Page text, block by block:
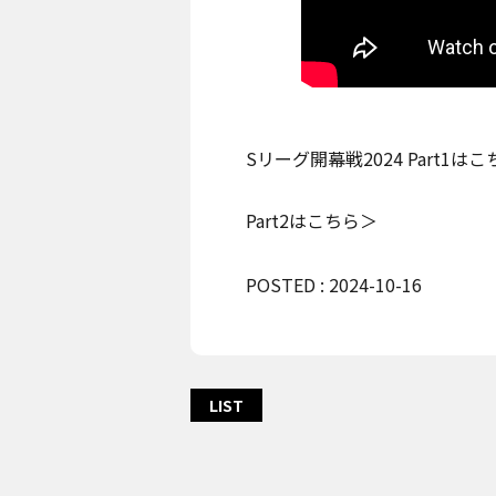
Sリーグ開幕戦2024 Part1はこ
Part2はこちら＞
POSTED : 2024-10-16
LIST